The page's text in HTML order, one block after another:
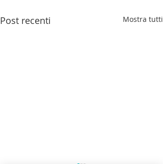
Post recenti Mostra tutti